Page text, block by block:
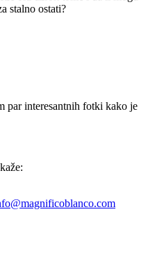
stalno ostati?
par interesantnih fotki kako je
kaže: